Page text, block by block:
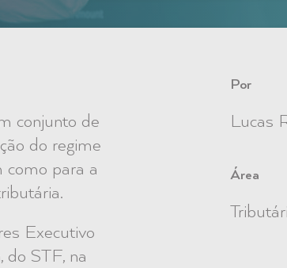
conjunto de
do regime
para a
Executivo
do STF, na
Por
Lucas
Área